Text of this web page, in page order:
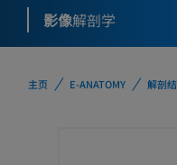
影像解剖学
主页 E-ANATOMY 解剖